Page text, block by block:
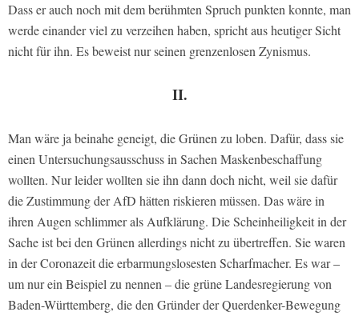
Dass er auch noch mit dem berühmten Spruch punkten konnte, man
werde einander viel zu verzeihen haben, spricht aus heutiger Sicht
nicht für ihn. Es beweist nur seinen grenzenlosen Zynismus.
II.
Man wäre ja beinahe geneigt, die Grünen zu loben. Dafür, dass sie
einen Untersuchungsausschuss in Sachen Maskenbeschaffung
wollten. Nur leider wollten sie ihn dann doch nicht, weil sie dafür
die Zustimmung der AfD hätten riskieren müssen. Das wäre in
ihren Augen schlimmer als Aufklärung. Die Scheinheiligkeit in der
Sache ist bei den Grünen allerdings nicht zu übertreffen. Sie waren
in der Coronazeit die erbarmungslosesten Scharfmacher. Es war –
um nur ein Beispiel zu nennen – die grüne Landesregierung von
Baden-Württemberg, die den Gründer der Querdenker-Bewegung